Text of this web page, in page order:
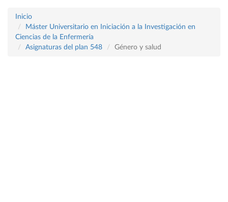
Inicio
Máster Universitario en Iniciación a la Investigación en
Ciencias de la Enfermería
Asignaturas del plan 548
Género y salud